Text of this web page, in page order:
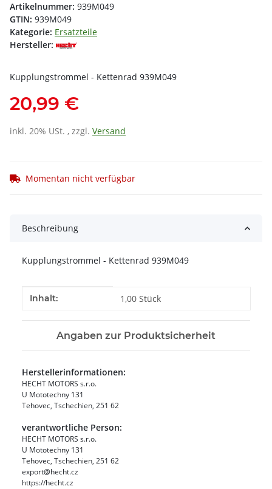
Artikelnummer: 939M049
GTIN: 939M049
Kategorie: Ersatzteile
Hersteller:
Kupplungstrommel - Kettenrad 939M049
20,99 €
inkl. 20% USt. , zzgl. Versand
Momentan nicht verfügbar
Beschreibung
Kupplungstrommel - Kettenrad 939M049
Produkteigenschaft
Wert
Inhalt: 1,00 Stück
Angaben zur Produktsicherheit
Herstellerinformationen:
HECHT MOTORS s.r.o.
U Mototechny 131
Tehovec, Tschechien, 251 62
verantwortliche Person:
HECHT MOTORS s.r.o.
U Mototechny 131
Tehovec, Tschechien, 251 62
export@hecht.cz
https://hecht.cz